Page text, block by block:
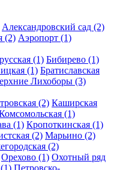
Александровский сад (2)
(2) Аэропорт (1)
(1) Бибирево (1)
(1) Братиславская
Лихоборы (3)
(2) Каширская
(1)
(1) Кропоткинская (1)
(2) Марьино (2)
(2)
Орехово (1) Охотный ряд
(1) Петровско-